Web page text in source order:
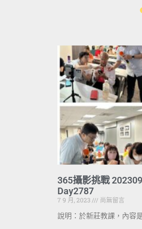
365攝影挑戰
Day2787
7 9 月, 2023
尚無留言
說明：於新莊教課，內容